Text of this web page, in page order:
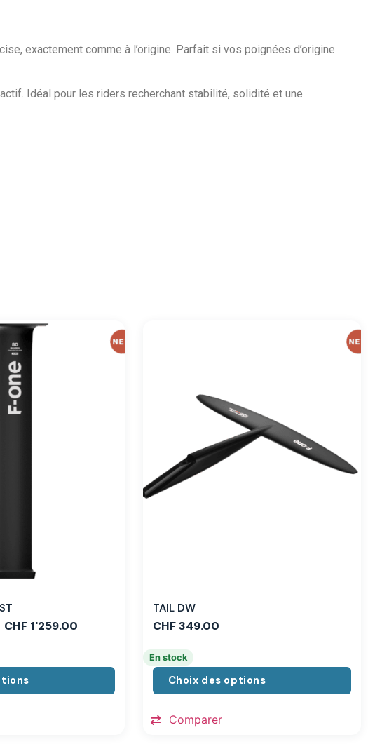
exactement comme à l’origine. Parfait si vos poignées d’origine
Idéal pour les riders recherchant stabilité, solidité et une
CHF 1'259.00
TAIL DW
CHF349.00
En stock
Choix des options
Comparer